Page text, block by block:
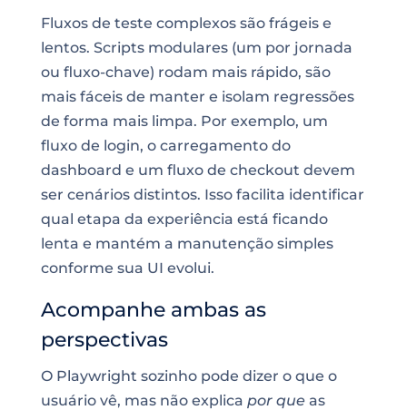
Fluxos de teste complexos são frágeis e
lentos. Scripts modulares (um por jornada
ou fluxo-chave) rodam mais rápido, são
mais fáceis de manter e isolam regressões
de forma mais limpa. Por exemplo, um
fluxo de login, o carregamento do
dashboard e um fluxo de checkout devem
ser cenários distintos. Isso facilita identificar
qual etapa da experiência está ficando
lenta e mantém a manutenção simples
conforme sua UI evolui.
Acompanhe ambas as
perspectivas
O Playwright sozinho pode dizer o que o
usuário vê, mas não explica por queas